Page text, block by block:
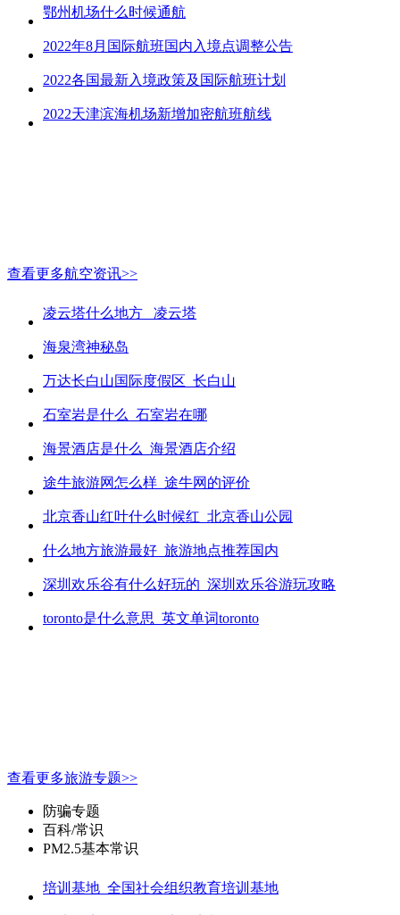
鄂州机场什么时候通航
2022年8月国际航班国内入境点调整公告
2022各国最新入境政策及国际航班计划
2022天津滨海机场新增加密航班航线
查看更多航空资讯>>
凌云塔什么地方_ 凌云塔
海泉湾神秘岛
万达长白山国际度假区_长白山
石室岩是什么_石室岩在哪
海景酒店是什么_海景酒店介绍
途牛旅游网怎么样_途牛网的评价
北京香山红叶什么时候红_北京香山公园
什么地方旅游最好_旅游地点推荐国内
深圳欢乐谷有什么好玩的_深圳欢乐谷游玩攻略
toronto是什么意思_英文单词toronto
查看更多旅游专题>>
防骗专题
百科/常识
PM2.5基本常识
培训基地_全国社会组织教育培训基地